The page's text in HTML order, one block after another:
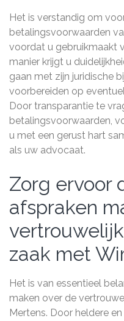
Het is verstandig om
betalingsvoorwaarden
voordat u gebruikmaakt
manier krijgt u
gaan met zijn juridische
voorbereiden op
Door transparantie te
betalingsvoorwaarden,
u met een gerust hart
als uw advocaat.
Zorg ervoor
afspraken
zaak met
Het is van essentieel
maken over de
Mertens. Door heldere